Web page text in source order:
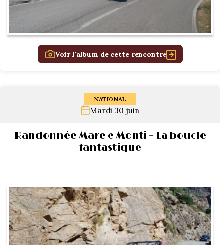
Voir l'album de cette rencontre
NATIONAL
Mardi 30 juin
Randonnée Mare e Monti – La boucle
fantastique